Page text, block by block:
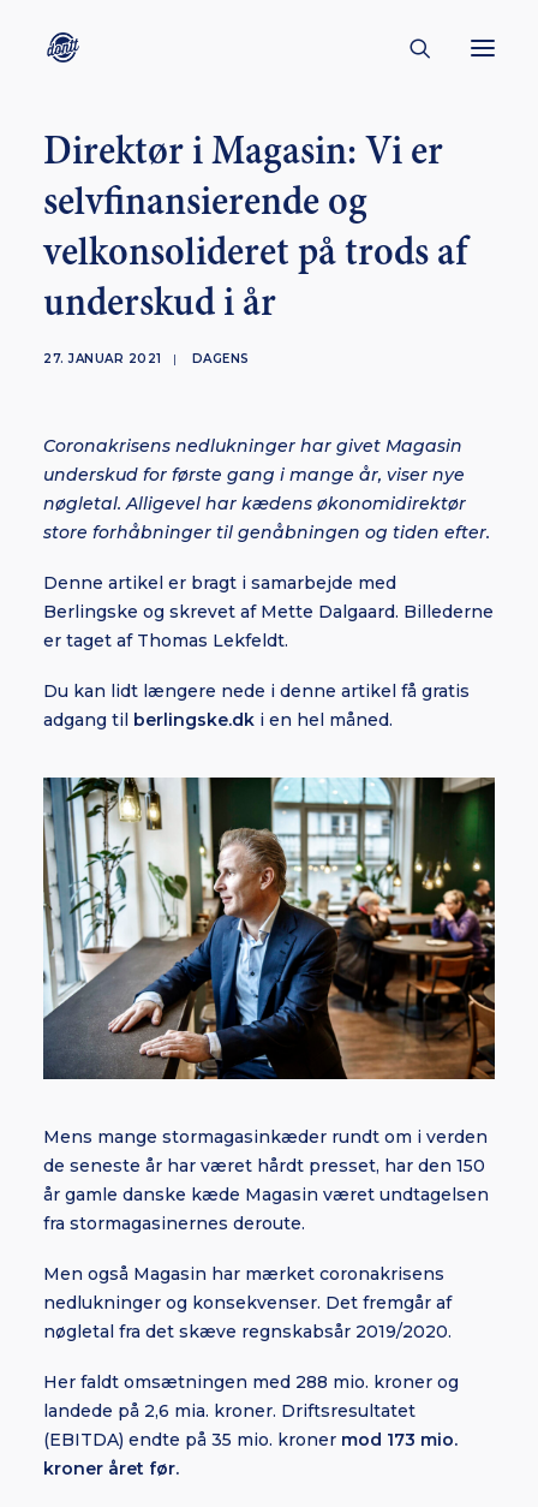
CONTACT
ABOUT
ENGLISH
CREATORS
SUBSCRIBE
Direktør i Magasin: Vi er
selvfinansierende og
velkonsolideret på trods af
underskud i år
27. JANUAR 2021 | DAGENS
Coronakrisens nedlukninger har givet Magasin
underskud for første gang i mange år, viser nye
nøgletal. Alligevel har kædens økonomidirektør
store forhåbninger til genåbningen og tiden efter.
Denne artikel er bragt i samarbejde med
Berlingske og skrevet af Mette Dalgaard. Billederne
er taget af Thomas Lekfeldt.
Du kan lidt længere nede i denne artikel få gratis
adgang til berlingske.dk i en hel måned.
Mens mange stormagasinkæder rundt om i verden
de seneste år har været hårdt presset, har den 150
år gamle danske kæde Magasin været undtagelsen
fra stormagasinernes deroute.
Men også Magasin har mærket coronakrisens
nedlukninger og konsekvenser. Det fremgår af
nøgletal fra det skæve regnskabsår 2019/2020.
Her faldt omsætningen med 288 mio. kroner og
landede på 2,6 mia. kroner. Driftsresultatet
(EBITDA) endte på 35 mio. kroner mod 173 mio.
kroner året før.